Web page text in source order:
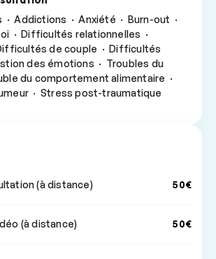
· Addictions · Anxiété · Burn-out ·
· Difficultés relationnelles ·
de couple · Difficultés
des émotions · Troubles du
du comportement alimentaire ·
· Stress post-traumatique
(à distance) 50€
(à distance) 50€